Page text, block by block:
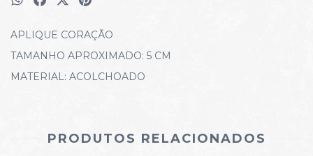
APLIQUE CORAÇÃO
TAMANHO APROXIMADO: 5 CM
MATERIAL: ACOLCHOADO
PRODUTOS RELACIONADOS